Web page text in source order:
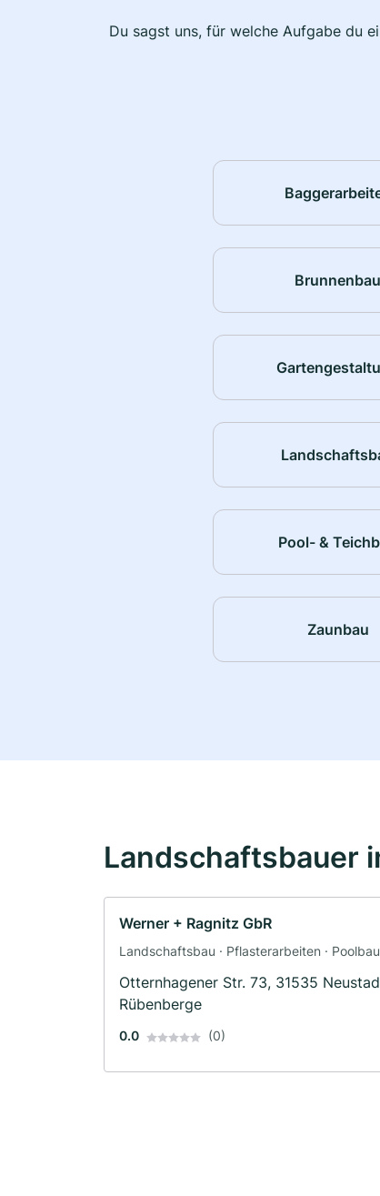
Du sagst uns, für welche Aufgabe du
Brunnenbau
Pool- &
Zaunbau
Landschaftsbauer
Werner + Ragnitz GbR
Landschaftsbau · Pflasterarbeiten · Poolbau
Otternhagener Str. 73, 31535
Rübenberge
0.0 (0)